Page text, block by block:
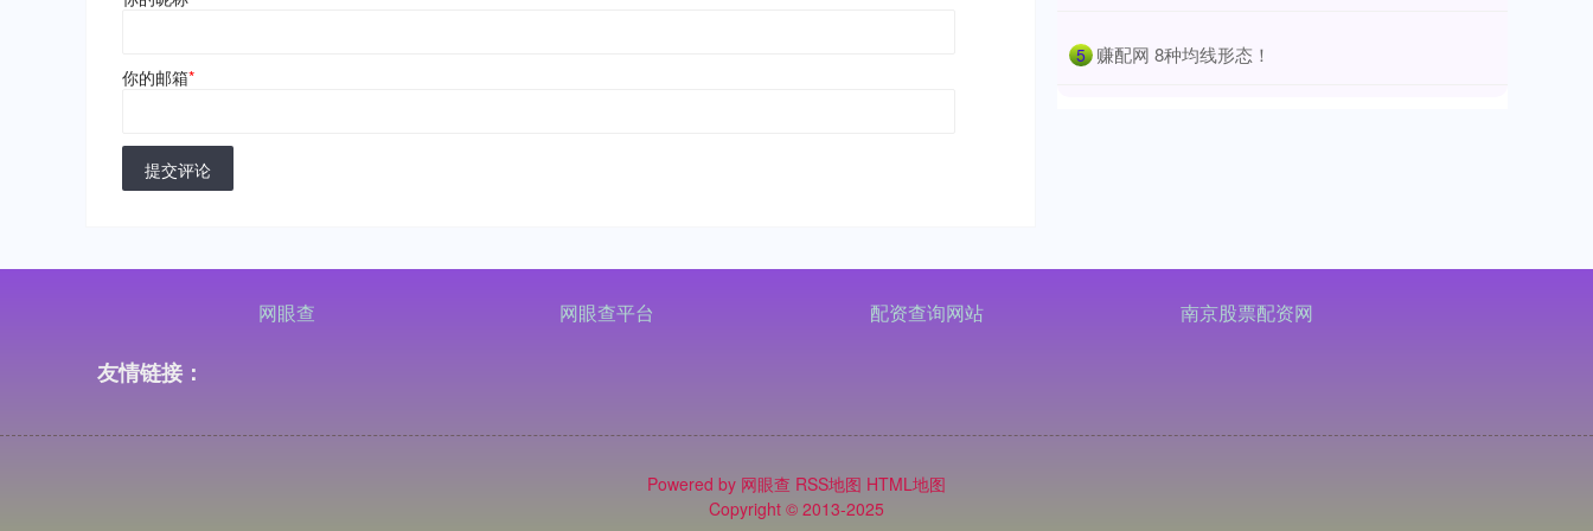
你的邮箱*
提交评论
5 ​赚配网 8种均线形态！
网眼查 网眼查平台 配资查询网站 南京股票配资网
友情链接：
Powered by 网眼查 RSS地图 HTML地图
Copyright © 2013-2025